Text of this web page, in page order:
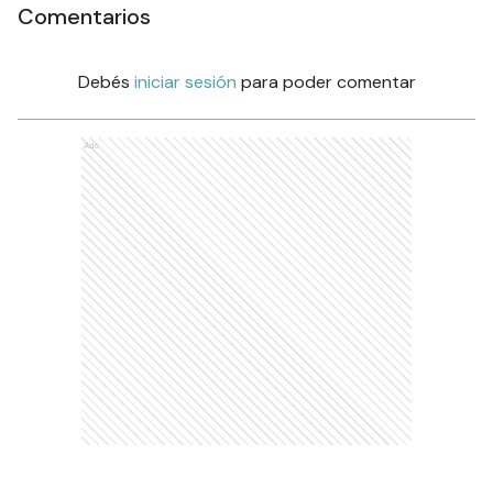
Comentarios
Debés iniciar sesión para poder comentar
Ads